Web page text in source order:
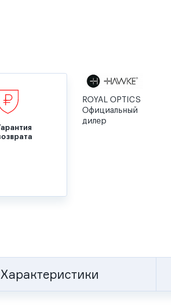
ROYAL OPTICS
Официальный
дилер
Характеристики